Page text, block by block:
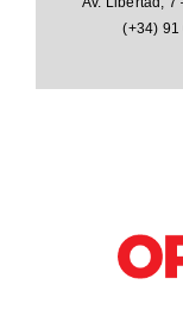
(+34) 91